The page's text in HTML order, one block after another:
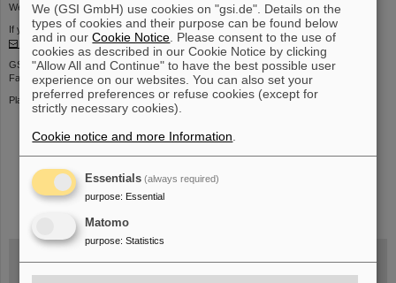
Web interface for submitting contributions:
https://kurier.gsi.de
If you have any comments or suggestions about this page, please contact
kurier@gsi.de
GSI Helmholtzzentrum für Schwerionenforschung GmbH
Facility for Antiproton and Ion Research in Europe GmbH
Planckstr. 1 | 64291 Darmstadt | Telefon: +49-6159-71- 0
instagramlinkedin
We (GSI GmbH) use cookies on "gsi.de". Details on the
types of cookies and their purpose can be found below
and in ourCookie Notice . Please consent to the use of
cookies as described in our Cookie Notice by clicking
"Allow All and Continue" to have the best possible user
experience on our websites. You can also set your
preferred preferences or refuse cookies (except for
strictly necessary cookies).
Cookie notice and more Information
Essentials (always required)
purpose: Essential
Matomo
purpose: Statistics